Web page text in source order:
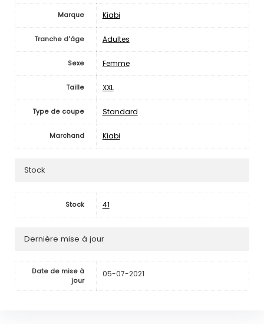
Marque Kiabi
Tranche d'âge Adultes
Sexe Femme
Taille XXL
Type de coupe Standard
Marchand Kiabi
Stock
Stock 41
Dernière mise à jour
Date de mise à
jour
05-07-2021